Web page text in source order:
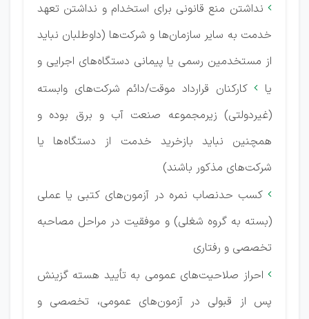
 نداشتن منع قانونی برای استخدام و نداشتن تعهد
خدمت به سایر سازمان‌ها و شرکت‌ها (داوطلبان نباید
از مستخدمین رسمی یا پیمانی دستگاه‌های اجرایی و
یا
کارکنان قرارداد موقت/دائم شرکت‌های وابسته
(غیردولتی) زیرمجموعه صنعت آب و برق بوده و
همچنین نباید بازخرید خدمت از دستگاه‌ها یا
شرکت‌های مذکور باشند)
 کسب حدنصاب نمره در آزمون‌های کتبی یا عملی
(بسته به گروه شغلی) و موفقیت در مراحل مصاحبه
تخصصی و رفتاری
 احراز صلاحیت‌های عمومی به تأیید هسته گزینش
پس از قبولی در آزمون‌های عمومی، تخصصی و